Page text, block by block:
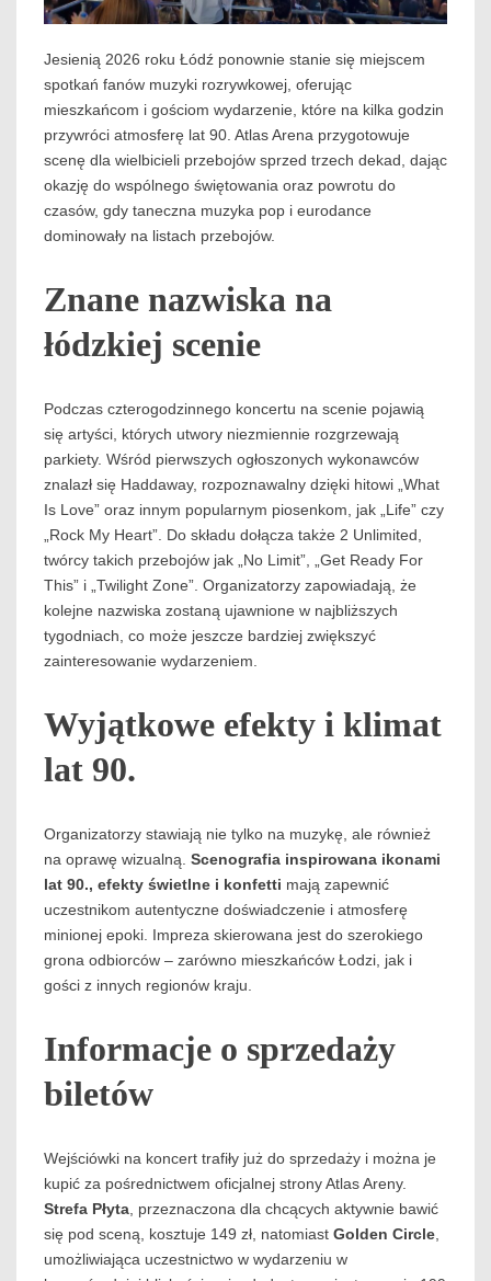
Jesienią 2026 roku Łódź ponownie stanie się miejscem
spotkań fanów muzyki rozrywkowej, oferując
mieszkańcom i gościom wydarzenie, które na kilka godzin
przywróci atmosferę lat 90. Atlas Arena przygotowuje
scenę dla wielbicieli przebojów sprzed trzech dekad, dając
okazję do wspólnego świętowania oraz powrotu do
czasów, gdy taneczna muzyka pop i eurodance
dominowały na listach przebojów.
Znane nazwiska na
łódzkiej scenie
Podczas czterogodzinnego koncertu na scenie pojawią
się artyści, których utwory niezmiennie rozgrzewają
parkiety. Wśród pierwszych ogłoszonych wykonawców
znalazł się Haddaway, rozpoznawalny dzięki hitowi „What
Is Love” oraz innym popularnym piosenkom, jak „Life” czy
„Rock My Heart”. Do składu dołącza także 2 Unlimited,
twórcy takich przebojów jak „No Limit”, „Get Ready For
This” i „Twilight Zone”. Organizatorzy zapowiadają, że
kolejne nazwiska zostaną ujawnione w najbliższych
tygodniach, co może jeszcze bardziej zwiększyć
zainteresowanie wydarzeniem.
Wyjątkowe efekty i klimat
lat 90.
Organizatorzy stawiają nie tylko na muzykę, ale również
na oprawę wizualną. Scenografia inspirowana ikonami
lat 90., efekty świetlne i konfetti mają zapewnić
uczestnikom autentyczne doświadczenie i atmosferę
minionej epoki. Impreza skierowana jest do szerokiego
grona odbiorców – zarówno mieszkańców Łodzi, jak i
gości z innych regionów kraju.
Informacje o sprzedaży
biletów
Wejściówki na koncert trafiły już do sprzedaży i można je
kupić za pośrednictwem oficjalnej strony Atlas Areny.
Strefa Płyta , przeznaczona dla chcących aktywnie bawić
się pod sceną, kosztuje 149 zł, natomiast Golden Circle
umożliwiająca uczestnictwo w wydarzeniu w